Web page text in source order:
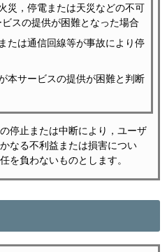
災，停電または天災などの不可
スの提供が困難となった場合
たは通信回線等が事故により停
本サービスの提供が困難と判断
停止または中断により，ユーザ
なる不利益または損害につい
を負わないものとします。